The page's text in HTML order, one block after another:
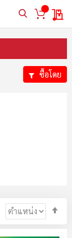
My
ซื้อโดย